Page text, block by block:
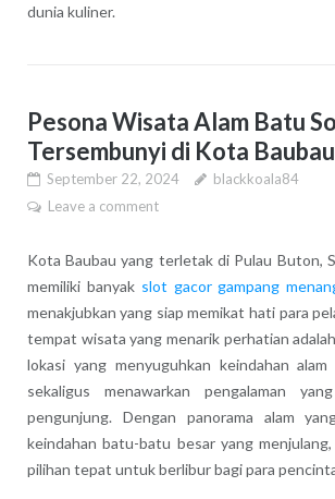
dunia kuliner.
Pesona Wisata Alam Batu
Tersembunyi di Kota Baubau
September 22, 2024
blackkoala84
Leave a comment
Kota Baubau yang terletak di Pulau Buton,
memiliki banyak slot gacor gampang
menakjubkan yang siap memikat hati para
tempat wisata yang menarik perhatian
lokasi yang menyuguhkan keindahan alam
sekaligus menawarkan pengalaman
pengunjung. Dengan panorama alam
keindahan batu-batu besar yang
pilihan tepat untuk berlibur bagi para